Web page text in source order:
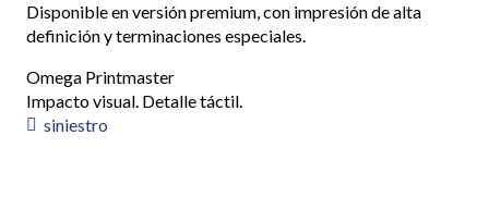
Disponible en versión premium, con impresión de alta
definición y terminaciones especiales.
Omega Printmaster
Impacto visual. Detalle táctil.
siniestro